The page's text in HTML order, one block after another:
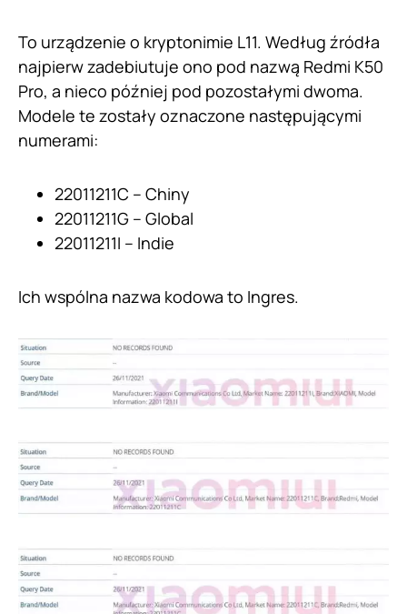
To urządzenie o kryptonimie L11. Według źródła
najpierw zadebiutuje ono pod nazwą Redmi K50
Pro, a nieco później pod pozostałymi dwoma.
Modele te zostały oznaczone następującymi
numerami:
22011211C – Chiny
22011211G – Global
22011211I – Indie
Ich wspólna nazwa kodowa to Ingres.